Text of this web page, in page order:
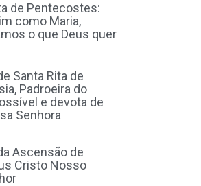
de Pentecostes:
como Maria,
o que Deus quer
Santa Rita de
Padroeira do
e devota de
Senhora
Ascensão de
Cristo Nosso